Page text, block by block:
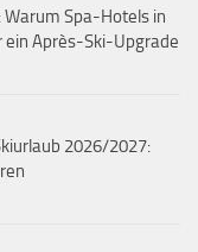
Spa-Hotels in
ein Après-Ski-Upgrade
2026/2027: